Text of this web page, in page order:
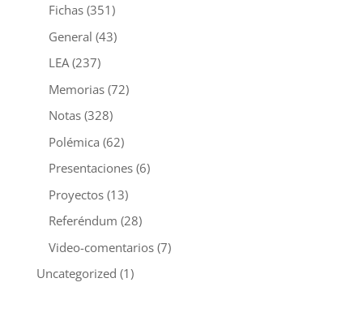
Fichas(351)
General (43)
LEA(237)
Memorias(72)
Notas(328)
Polémica (62)
Presentaciones(6)
Proyectos(13)
Referéndum (28)
Video-comentarios(7)
Uncategorized (1)